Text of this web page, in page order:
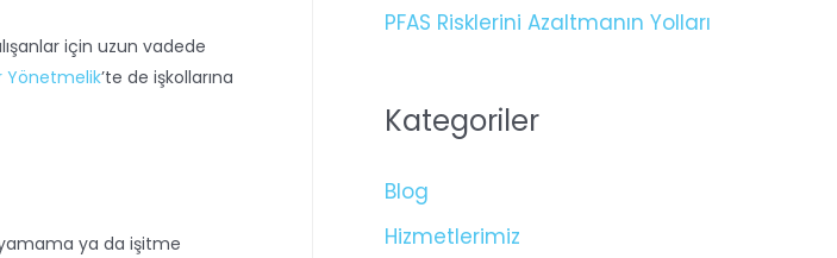
için uzun vadede
Yönetmelik’te de işkollarına
ya da işitme
PFAS Risklerini Azaltmanın Yolları
Kategoriler
Blog
Hizmetlerimiz